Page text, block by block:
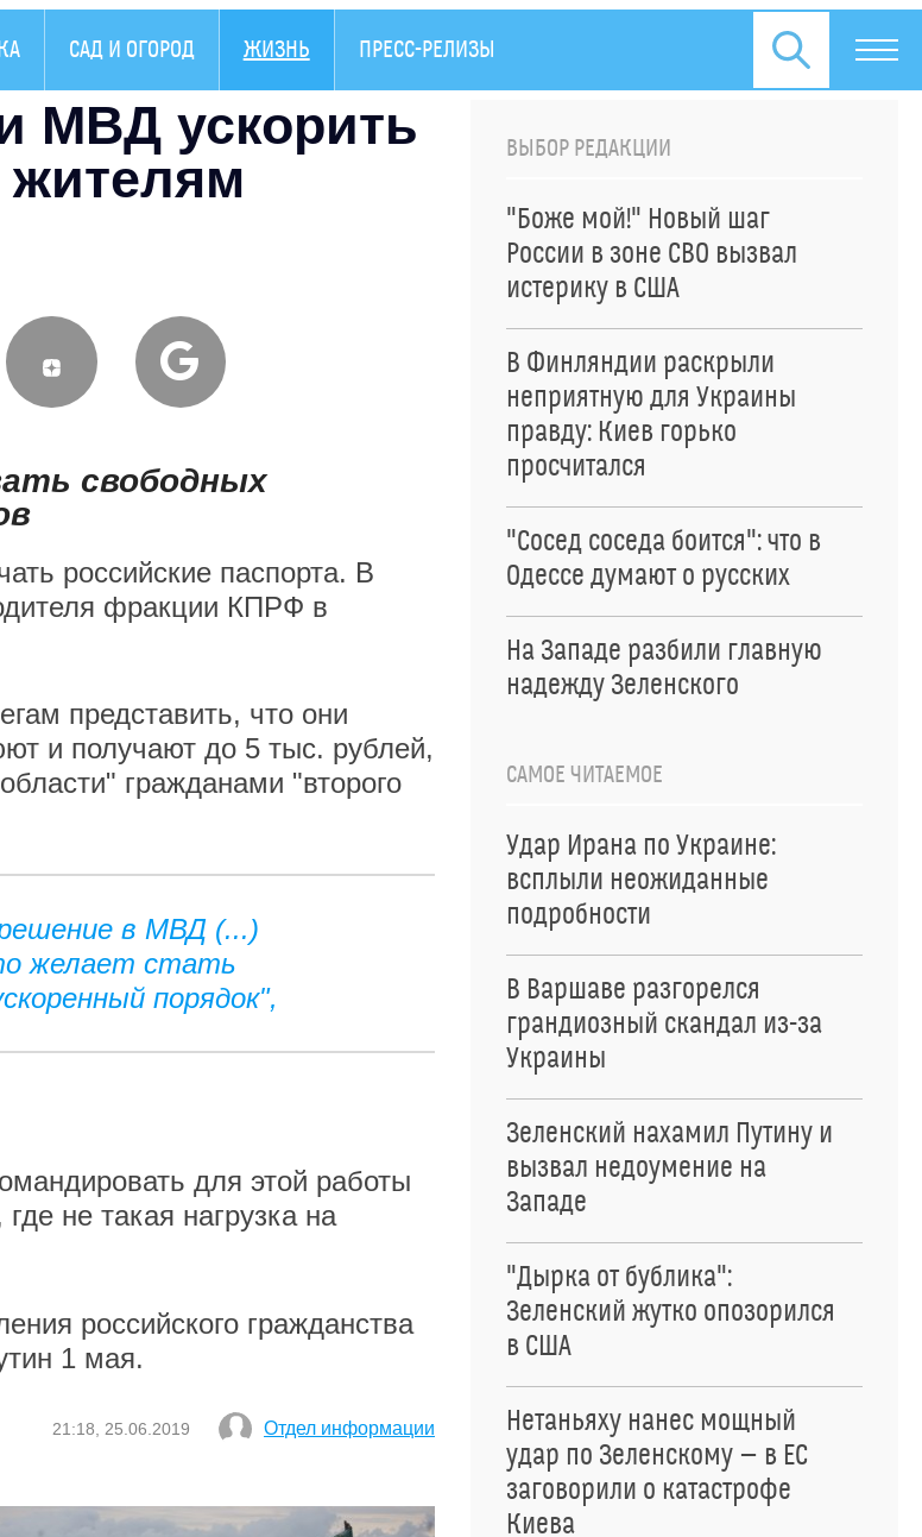
САД И ОГОРОД ЖИЗНЬ ПРЕСС-РЕЛИЗЫ
МВД ускорить
жителям
свободных
российские паспорта. В
фракции КПРФ в
представить, что они
и получают до 5 тыс. рублей,
гражданами "второго
в МВД (...)
желает стать
порядок",
для этой работы
не такая нагрузка на
российского гражданства
1 мая.
21:18, 25.06.2019 Отдел информации
ВЫБОР РЕДАКЦИИ
"Боже мой!" Новый шаг
России в зоне СВО вызвал
истерику в США
В Финляндии раскрыли
неприятную для Украины
правду: Киев горько
просчитался
"Сосед соседа боится": что в
Одессе думают о русских
На Западе разбили главную
надежду Зеленского
САМОЕ ЧИТАЕМОЕ
Удар Ирана по Украине:
всплыли неожиданные
подробности
В Варшаве разгорелся
грандиозный скандал из-за
Украины
Зеленский нахамил Путину и
вызвал недоумение на
Западе
"Дырка от бублика":
Зеленский жутко опозорился
в США
Нетаньяху нанес мощный
удар по Зеленскому — в ЕС
заговорили о катастрофе
Киева